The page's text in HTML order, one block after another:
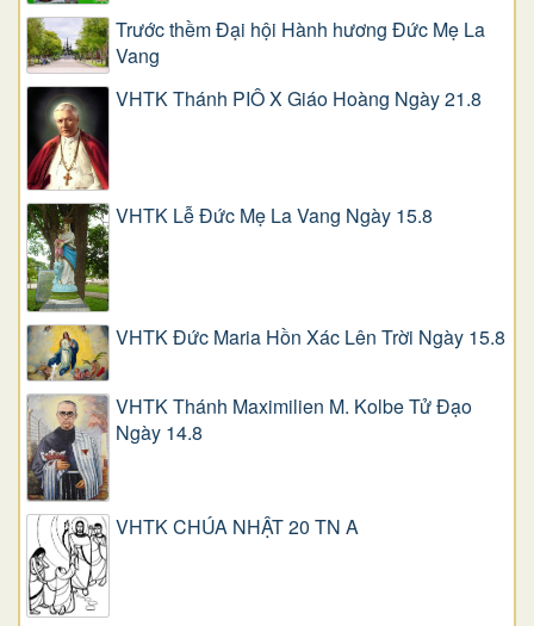
Trước thềm Đại hội Hành hương Đức Mẹ La
Vang
VHTK Thánh PIÔ X Giáo Hoàng Ngày 21.8
VHTK Lễ Đức Mẹ La Vang Ngày 15.8
VHTK Đức Maria Hồn Xác Lên Trời Ngày 15.8
VHTK Thánh Maximilien M. Kolbe Tử Đạo
Ngày 14.8
VHTK CHÚA NHẬT 20 TN A